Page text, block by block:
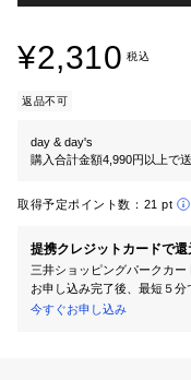
¥2,310 税込
返品不可
day & day's
購入合計金額4,990円以上で
取得予定ポイント数： 21 pt
提携クレジットカードで
三井ショッピングパークカー
お申し込み完了後、最短５分
今すぐお申し込み